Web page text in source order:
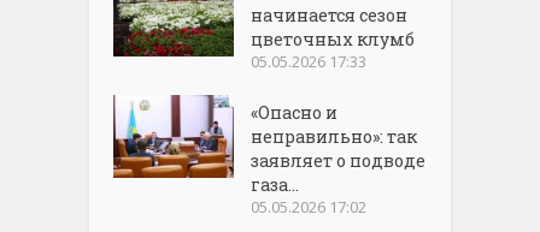
начинается сезон
цветочных клумб
05.05.2026 17:33
«Опасно и
неправильно»: так
заявляет о подводе
газа...
05.05.2026 17:02